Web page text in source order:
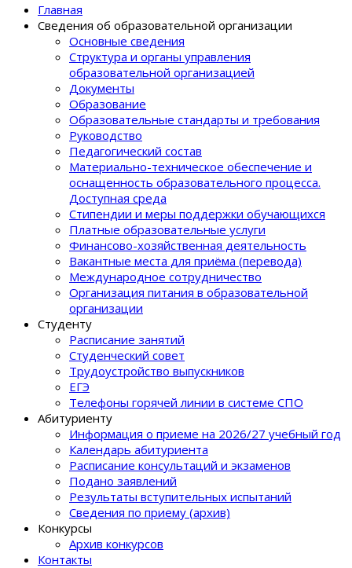
Главная
Сведения об образовательной организации
Основные сведения
Структура и органы управления
образовательной организацией
Документы
Образование
Образовательные стандарты и требования
Руководство
Педагогический состав
Материально-техническое обеспечение и
оснащенность образовательного процеcса.
Доступная среда
Стипендии и меры поддержки обучающихся
Платные образовательные услуги
Финансово-хозяйственная деятельность
Вакантные места для приёма (перевода)
Международное сотрудничество
Организация питания в образовательной
организации
Студенту
Расписание занятий
Студенческий совет
Трудоустройство выпускников
ЕГЭ
Телефоны горячей линии в системе СПО
Абитуриенту
Информация о приеме на 2026/27 учебный год
Календарь абитуриента
Расписание консультаций и экзаменов
Подано заявлений
Результаты вступительных испытаний
Сведения по приему (архив)
Конкурсы
Архив конкурсов
Контакты